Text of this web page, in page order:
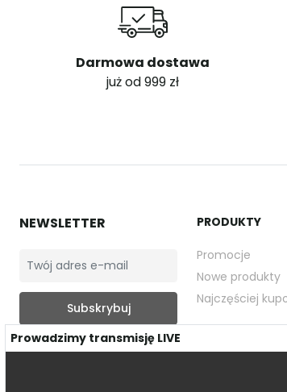
Darmowa dostawa
już od 999 zł
NEWSLETTER
Możesz zrezygnować w każdej
chwili.
PRODUKTY
Promocje
Nowe produkty
Najczęściej
Prowadzimy transmisję LIVE